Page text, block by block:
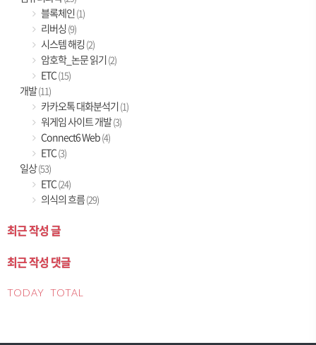
블록체인(1)
리버싱(9)
시스템 해킹(2)
암호학_논문 읽기(2)
ETC(15)
개발(11)
카카오톡 대화분석기(1)
워게임 사이트 개발(3)
Connect6 Web(4)
ETC(3)
일상(53)
ETC(24)
의식의 흐름(29)
최근 작성 글
최근 작성 댓글
TODAY TOTAL